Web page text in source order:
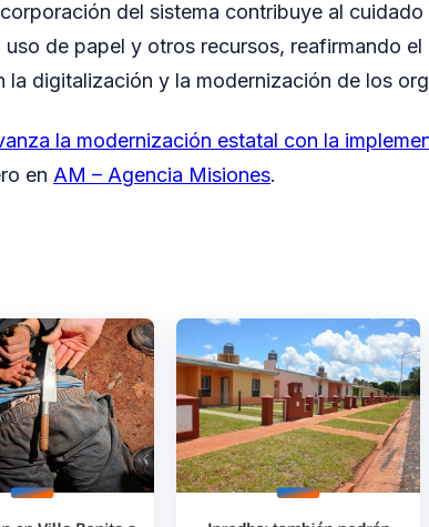
del sistema contribuye al
de papel y otros recursos, reafirmando
la digitalización y la modernización de los
la modernización estatal con la
en AM – Agencia Misiones.